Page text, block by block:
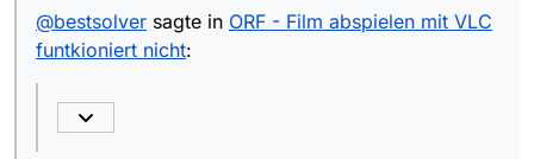
alle Einstellungen anzeigen
Set zum Abspielen auswählen
@bestsolver sagte in ORF - Film abspielen mit VLC
funtkioniert nicht: